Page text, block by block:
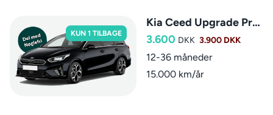
KUN 1 TILBAGE
Kia Ceed Upgrade Premium SW aut.
3.600 DKK 3.900 DKK
12-36 måneder
15.000 km/år